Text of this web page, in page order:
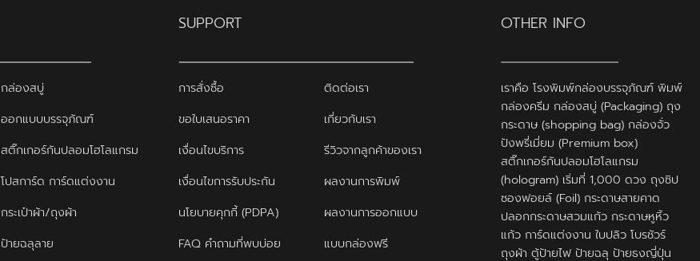
กล่องสบู่
ออกแบบบรรจุภัณฑ์
สติ๊กเกอร์กันปลอมโฮโลแกรม
โปสการ์ด การ์ดแต่งงาน
กระเป๋าผ้า/ถุงผ้า
ป้ายฉลุลาย
SUPPORT
การสั่งซื้อ
ติดต่อเรา
ขอใบเสนอราคา
เกี่ยวกับเรา
เงื่อนไขบริการ
รีวิวจากลูกค้าของเรา
เงื่อนไขการรับประกัน
ผลงานการพิมพ์
นโยบายคุกกี้ (PDPA)
ผลงานการออกแบบ
FAQ คำถามที่พบบ่อย
แบบกล่องฟรี
OTHER INFO
เราคือ โรงพิมพ์กล่องบรรจุภัณฑ์ พิมพ์
กล่องครีม กล่องสบู่ (Packaging) ถุง
กระดาษ (shopping bag) กล่องจั่ว
ปังพรี่เมี่ยม (Premium box)
สติ๊กเกอร์กันปลอมโฮโลแกรม
(hologram) เริ่มที่ 1,000 ดวง ถุงซิป
ซองฟอยล์ (Foil) กระดาษสายคาด
ปลอกกระดาษสวมแก้ว กระดาษหูหิ้ว
แก้ว การ์ดแต่งงาน ใบปลิว โบรชัวร์
ถุงผ้า ตู้ป้ายไฟ ป้ายฉลุ ป้ายธงญี่ปุ่น